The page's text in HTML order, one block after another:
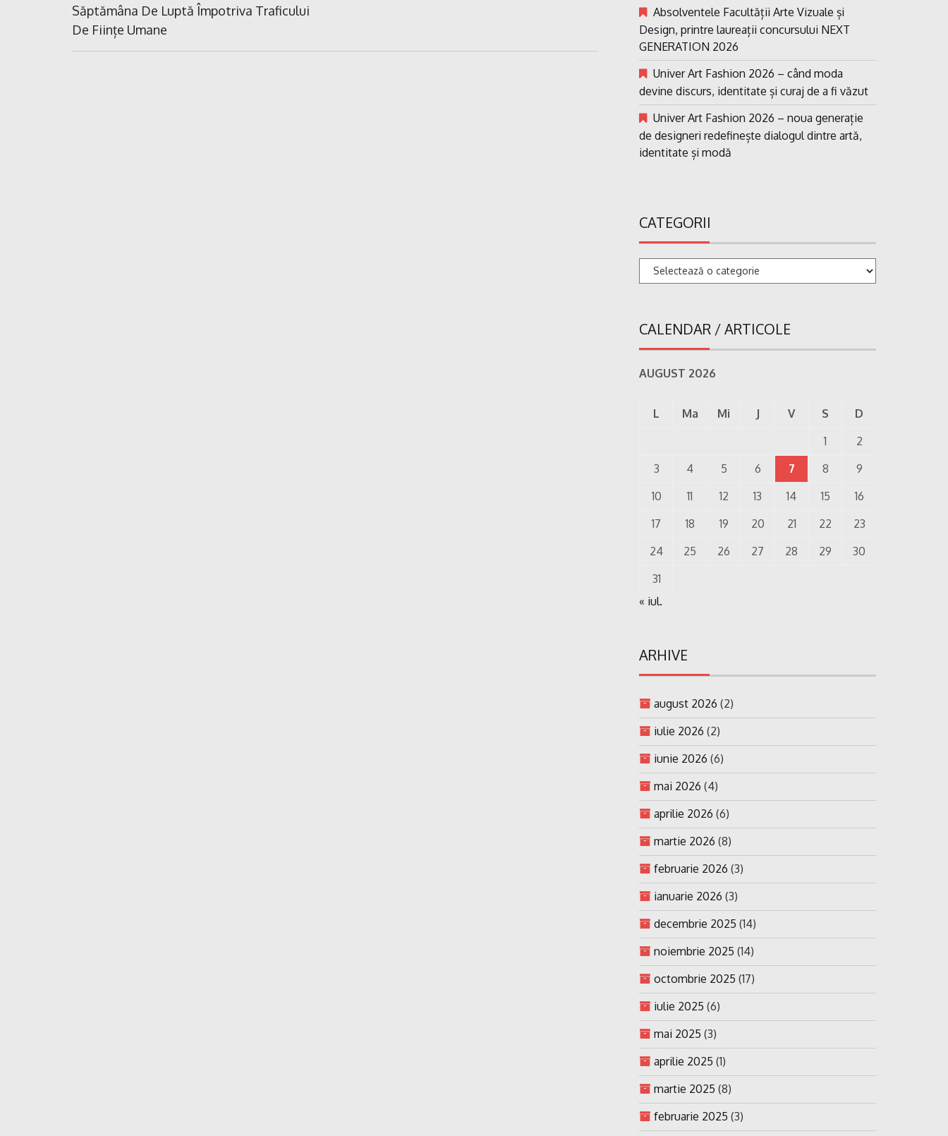
în
articole
Previous
Post:
Săptămâna De Luptă Împotriva Traficului
De Ființe Umane
Absolventele Facultății Arte Vizuale și
Design, printre laureații concursului NEXT
GENERATION 2026
Univer Art Fashion 2026 – când moda
devine discurs, identitate și curaj de a fi văzut
Univer Art Fashion 2026 – noua generație
de designeri redefinește dialogul dintre artă,
identitate și modă
CATEGORII
Categorii
CALENDAR / ARTICOLE
AUGUST 2026
L Ma Mi J V S
D
1
2
3
4 5 6 7 8
9
10
11 12 13 14 15
16
17
18 19 20 21 22
23
24
25 26 27 28 29
30
31
« iul.
ARHIVE
august 2026 (2)
iulie 2026 (2)
iunie 2026 (6)
mai 2026 (4)
aprilie 2026 (6)
martie 2026 (8)
februarie 2026 (3)
ianuarie 2026 (3)
decembrie 2025 (14)
noiembrie 2025 (14)
octombrie 2025 (17)
iulie 2025 (6)
mai 2025 (3)
aprilie 2025 (1)
martie 2025 (8)
februarie 2025 (3)